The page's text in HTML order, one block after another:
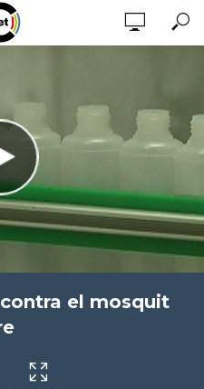
contra el mosquit